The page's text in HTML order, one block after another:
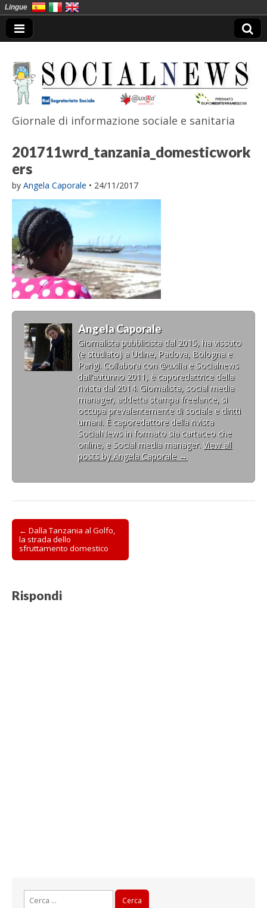
SocialNews
Giornale di informazione sociale e sanitaria
201711wrd_tanzania_domesticwork
ers
by Angela Caporale • 24/11/2017
Angela Caporale
Giornalista pubblicista dal 2015, ha vissuto
(e studiato) a Udine, Padova, Bologna e
Parigi. Collabora con @uxilia e Socialnews
dall’autunno 2011, è caporedattrice della
rivista dal 2014. Giornalista, social media
manager, addetta stampa freelance, si
occupa prevalentemente di sociale e diritti
umani. È caporedattore della rivista
SocialNews in formato sia cartaceo che
online, e Social media manager. View all
posts by Angela Caporale →
Post
navigation
← Dalla Tanzania al Golfo,
la strada dello
sfruttamento domestico
Rispondi
Lingue